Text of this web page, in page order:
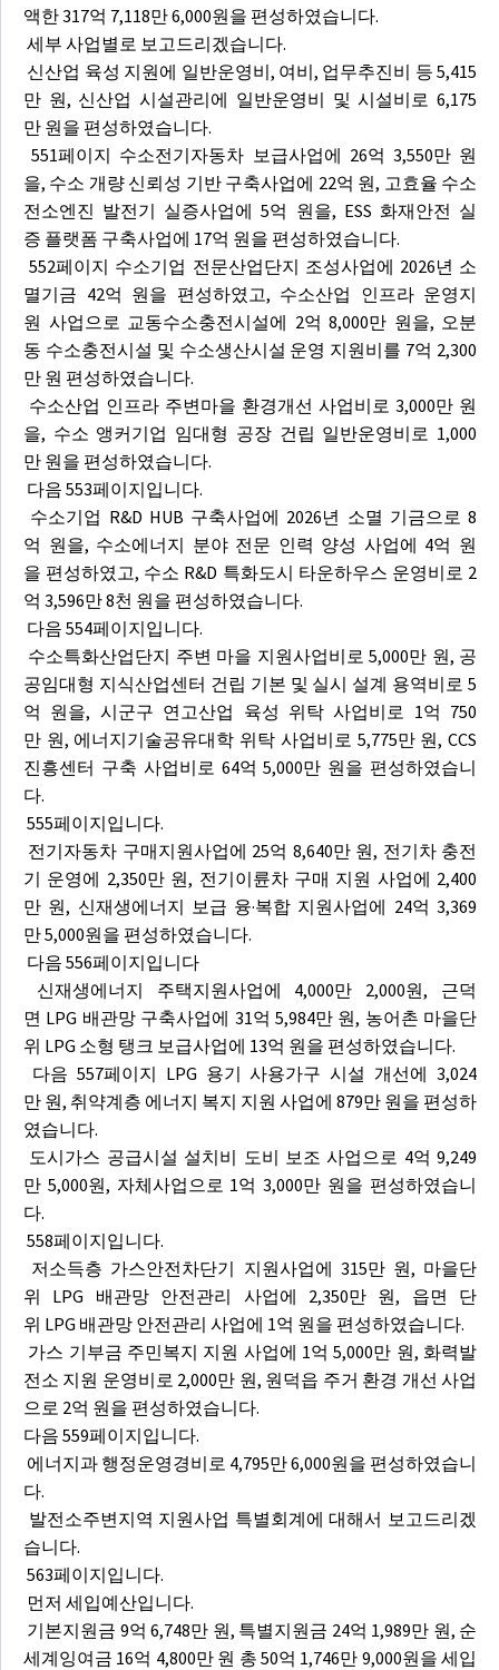
액한 317억 7,118만 6,000원을 편성하였습니다.
세부 사업별로 보고드리겠습니다.
신산업 육성 지원에 일반운영비, 여비, 업무추진비 등 5,415
만 원, 신산업 시설관리에 일반운영비 및 시설비로 6,175
만 원을 편성하였습니다.
551페이지 수소전기자동차 보급사업에 26억 3,550만 원
을, 수소 개량 신뢰성 기반 구축사업에 22억 원, 고효율 수소
전소엔진 발전기 실증사업에 5억 원을, ESS 화재안전 실
증 플랫폼 구축사업에 17억 원을 편성하였습니다.
552페이지 수소기업 전문산업단지 조성사업에 2026년 소
멸기금 42억 원을 편성하였고, 수소산업 인프라 운영지
원 사업으로 교동수소충전시설에 2억 8,000만 원을, 오분
동 수소충전시설 및 수소생산시설 운영 지원비를 7억 2,300
만 원 편성하였습니다.
수소산업 인프라 주변마을 환경개선 사업비로 3,000만 원
을, 수소 앵커기업 임대형 공장 건립 일반운영비로 1,000
만 원을 편성하였습니다.
다음 553페이지입니다.
수소기업 R&D HUB 구축사업에 2026년 소멸 기금으로 8
억 원을, 수소에너지 분야 전문 인력 양성 사업에 4억 원
을 편성하였고, 수소 R&D 특화도시 타운하우스 운영비로 2
억 3,596만 8천 원을 편성하였습니다.
다음 554페이지입니다.
수소특화산업단지 주변 마을 지원사업비로 5,000만 원, 공
공임대형 지식산업센터 건립 기본 및 실시 설계 용역비로 5
억 원을, 시군구 연고산업 육성 위탁 사업비로 1억 750
만 원, 에너지기술공유대학 위탁 사업비로 5,775만 원, CCS
진흥센터 구축 사업비로 64억 5,000만 원을 편성하였습니
다.
555페이지입니다.
전기자동차 구매지원사업에 25억 8,640만 원, 전기차 충전
기 운영에 2,350만 원, 전기이륜차 구매 지원 사업에 2,400
만 원, 신재생에너지 보급 융·복합 지원사업에 24억 3,369
만 5,000원을 편성하였습니다.
다음 556페이지입니다
신재생에너지 주택지원사업에 4,000만 2,000원, 근덕
면 LPG 배관망 구축사업에 31억 5,984만 원, 농어촌 마을단
위 LPG 소형 탱크 보급사업에 13억 원을 편성하였습니다.
다음 557페이지 LPG 용기 사용가구 시설 개선에 3,024
만 원, 취약계층 에너지 복지 지원 사업에 879만 원을 편성하
였습니다.
도시가스 공급시설 설치비 도비 보조 사업으로 4억 9,249
만 5,000원, 자체사업으로 1억 3,000만 원을 편성하였습니
다.
558페이지입니다.
저소득층 가스안전차단기 지원사업에 315만 원, 마을단
위 LPG 배관망 안전관리 사업에 2,350만 원, 읍면 단
위 LPG 배관망 안전관리 사업에 1억 원을 편성하였습니다.
가스 기부금 주민복지 지원 사업에 1억 5,000만 원, 화력발
전소 지원 운영비로 2,000만 원, 원덕읍 주거 환경 개선 사업
으로 2억 원을 편성하였습니다.
다음 559페이지입니다.
에너지과 행정운영경비로 4,795만 6,000원을 편성하였습니
다.
발전소주변지역 지원사업 특별회계에 대해서 보고드리겠
습니다.
563페이지입니다.
먼저 세입예산입니다.
기본지원금 9억 6,748만 원, 특별지원금 24억 1,989만 원, 순
세계잉여금 16억 4,800만 원 총 50억 1,746만 9,000원을 세입